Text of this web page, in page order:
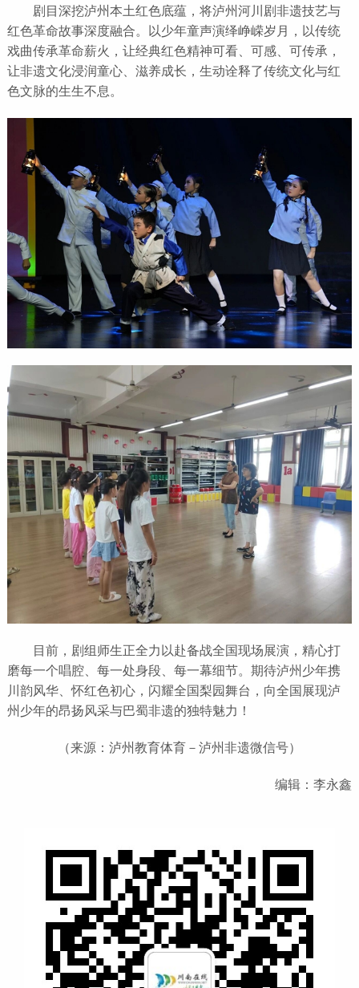
剧目深挖泸州本土红色底蕴，将泸州河川剧非遗技艺与
红色革命故事深度融合。以少年童声演绎峥嵘岁月，以传统
戏曲传承革命薪火，让经典红色精神可看、可感、可传承，
让非遗文化浸润童心、滋养成长，生动诠释了传统文化与红
色文脉的生生不息。
目前，剧组师生正全力以赴备战全国现场展演，精心打
磨每一个唱腔、每一处身段、每一幕细节。期待泸州少年携
川韵风华、怀红色初心，闪耀全国梨园舞台，向全国展现泸
州少年的昂扬风采与巴蜀非遗的独特魅力！
（来源：泸州教育体育－泸州非遗微信号）
编辑：李永鑫